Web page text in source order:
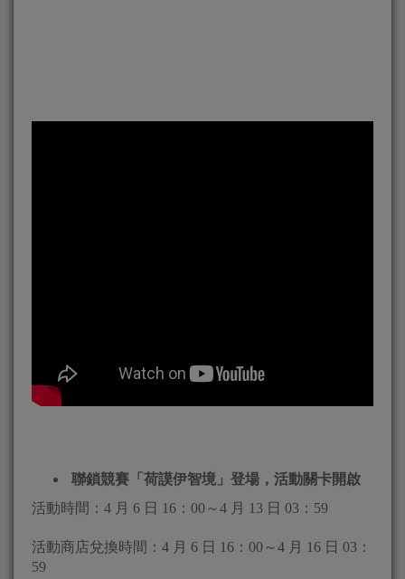
聯鎖競賽「荷謨伊智境」登場，活動關卡開啟
活動時間：4 月 6 日 16：00～4 月 13 日 03：59
活動商店兌換時間：4 月 6 日 16：00～4 月 16 日 03：
59